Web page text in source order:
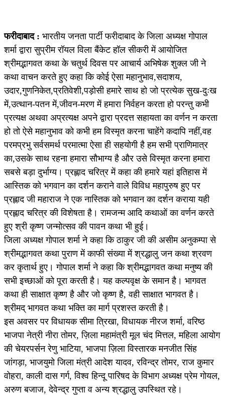
फरीदाबाद : भारतीय जनता पार्टी फरीदाबाद के जिला अध्यक्ष गोपाल
शर्मा द्वारा सुप्रीम रॉयल विला बैंकेट हॉल सीकरी में आयोजित
श्रीमद्भागवत कथा के चतुर्थ दिवस पर आचार्य अभिषेक शुक्ल जी ने
कथा वाचन करते हुए कहा कि कोई ऐसा महानुभाव,सदाशय,
उदार,गुणनिकेत,प्रतिवेशी,पड़ोसी हमारे साथ हो जो प्रत्येक सुख-दुःख
में,उत्थान-पतन में,जीवन-मरण में हमारा निर्वहन करता हो परन्तु कभी
प्रत्यक्ष अथवा अप्रत्यक्ष अपने द्वारा प्रदत्त सहायता का वर्णन न करता
हो तो ऐसे महानुभाव को कभी हम विस्मृत करना चाहेंगे कदापि नहीं,वह
परमप्रभु सर्वसमर्थ परमात्मा ऐसा ही सहयोगी है हम सभी प्राणिमात्र
का,उसके साथ रहना हमारा सौभाग्य है और उसे विस्मृत करना हमारा
सबसे बड़ा दुर्भाग्य। प्रह्लाद चरित्र में कहा की हमारे यहां इतिहास में
आस्तिक को भगवान का दर्शन कराने वाले विविध महापुरुष हुए पर
प्रह्लाद जी महाराज ने एक नास्तिक को भगवान का दर्शन कराया यही
प्रह्लाद चरित्र की विशेषता है। रामजन्म आदि कथाओं का वर्णन करते
हुए श्री कृष्ण जन्मोत्सव की पावन कथा भी हुई।
जिला अध्यक्ष गोपाल शर्मा ने कहा कि ठाकुर जी की असीम अनुकम्पा से
श्रीमद्भागवत कथा पुराण में काफी संख्या में श्रद्धालु जन कथा श्रवण
कर कृतार्थ हुए। गोपाल शर्मा ने कहा कि श्रीमद्भागवत कथा मनुष्य की
सभी इच्छाओं को पूरा करती है। यह कल्पवृक्ष के समान है। भागवत
कथा ही साक्षात कृष्ण है और जो कृष्ण है, वही साक्षात भागवत है।
श्रीमद् भागवत कथा भक्ति का मार्ग प्रशस्त करती है।
इस अवसर पर विधायक सीमा त्रिखा, विधायक नीरज शर्मा, वरिष्ठ
भाजपा नेत्री नीरा तोमर, ज़िला महामंत्री मूल चंद मित्तल, महिला आयोग
की चेयरपर्सन रेणु भाटिया, भाजपा ज़िला विस्तारक मनजीत सिंह
जांगड़ा, भाजयुमो जिला मंत्री आदेश यादव, रविन्द्र तोमर, राज कुमार
वोहरा, काली दास गर्ग, विश्व हिन्दू पारिषद के विभाग अध्यक्ष प्रेम गोयल,
अरुण बजाज, देवेन्द्र गुप्ता व अन्य श्रद्धालु उपस्थित रहे।